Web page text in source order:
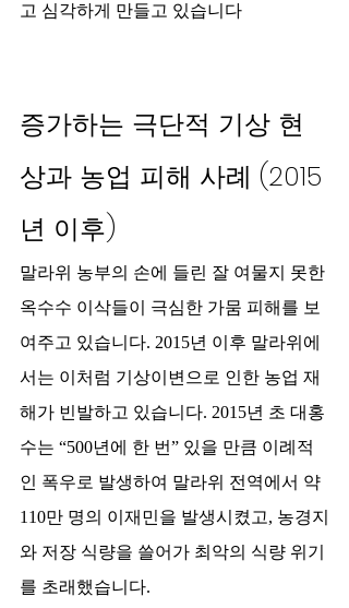
고 심각하게 만들고 있습니다​
증가하는 극단적 기상 현
상과 농업 피해 사례 (2015
년 이후)
말라위 농부의 손에 들린 잘 여물지 못한
옥수수 이삭들이 극심한 가뭄 피해를 보
여주고 있습니다. 2015년 이후 말라위에
서는 이처럼 기상이변으로 인한 농업 재
해가 빈발하고 있습니다. 2015년 초 대홍
수는 “500년에 한 번” 있을 만큼 이례적
인 폭우로 발생하여 말라위 전역에서 약
110만 명의 이재민을 발생시켰고, 농경지
와 저장 식량을 쓸어가 최악의 식량 위기
를 초래했습니다.​